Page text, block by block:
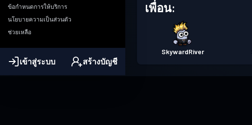
ข้อกำหนดการให้บริการ
นโยบายความเป็นส่วนตัว
ช่วยเหลือ
เข้าสู่ระบบ สร้างบัญชี
เพื่อน:
SkywardRiver